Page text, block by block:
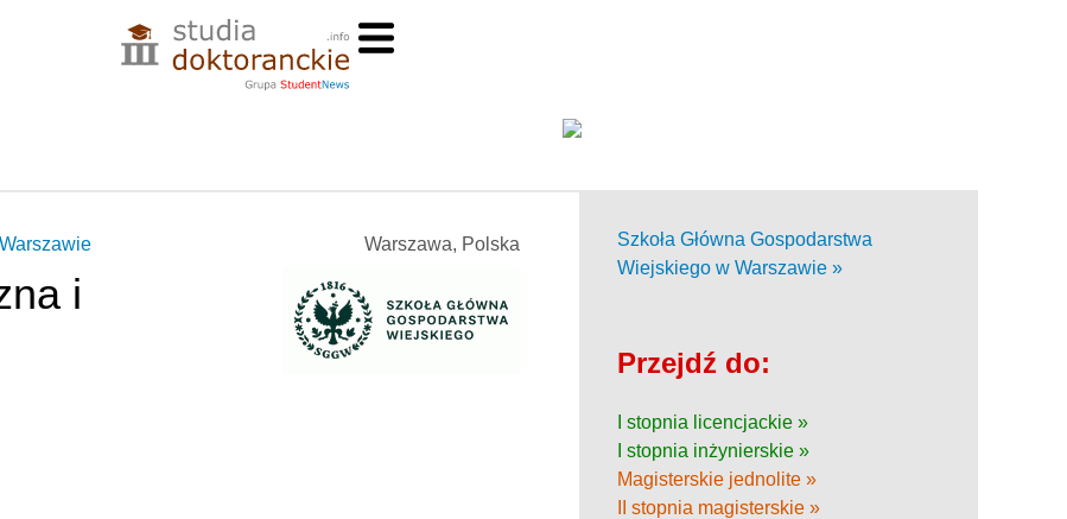
Warszawa, Polska
i
Szkoła Główna Gospodarstwa
Wiejskiego w Warszawie »
Przejdź do:
I stopnia licencjackie »
I stopnia inżynierskie »
Magisterskie jednolite »
II stopnia magisterskie »